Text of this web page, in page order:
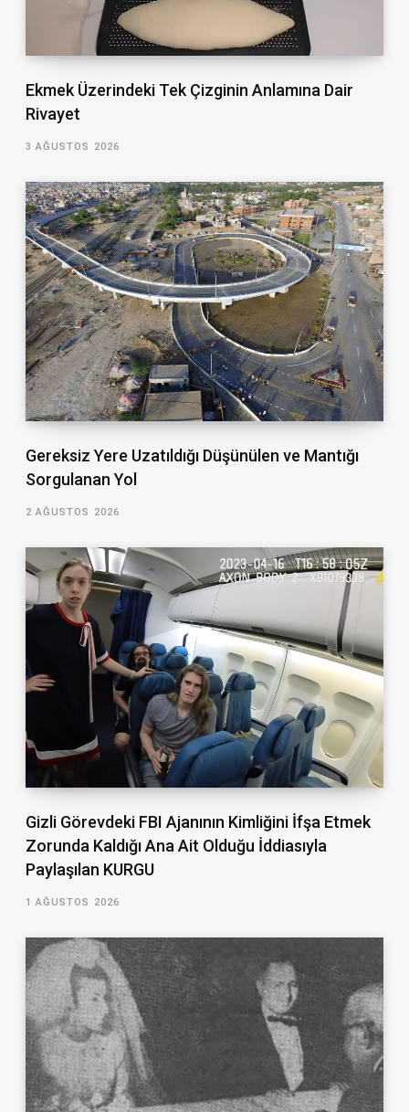
Ekmek Üzerindeki Tek Çizginin Anlamına Dair
Rivayet
3 AĞUSTOS 2026
Gereksiz Yere Uzatıldığı Düşünülen ve Mantığı
Sorgulanan Yol
2 AĞUSTOS 2026
Gizli Görevdeki FBI Ajanının Kimliğini İfşa Etmek
Zorunda Kaldığı Ana Ait Olduğu İddiasıyla
Paylaşılan KURGU
1 AĞUSTOS 2026